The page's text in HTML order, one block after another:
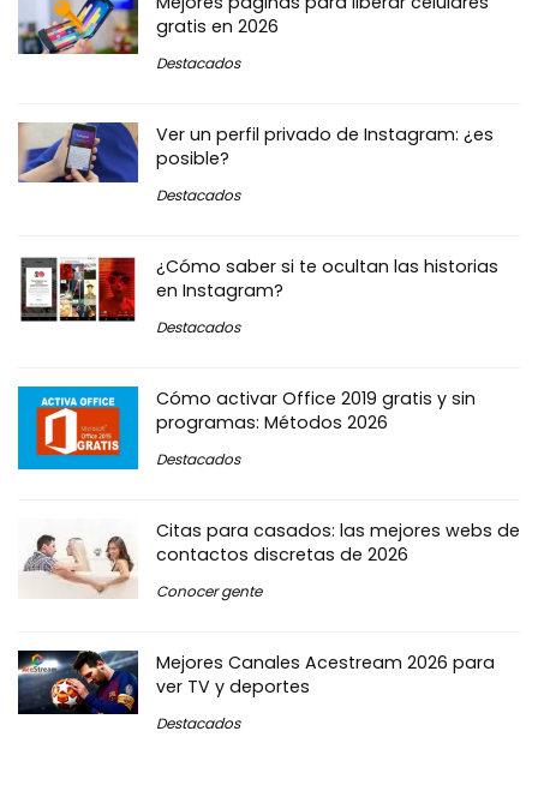
gratis en 2026
Destacados
Ver un perfil privado de Instagram: ¿es
posible?
Destacados
¿Cómo saber si te ocultan las historias
en Instagram?
Destacados
Cómo activar Office 2019 gratis y sin
programas: Métodos 2026
Destacados
Citas para casados: las mejores webs de
contactos discretas de 2026
Conocer gente
Mejores Canales Acestream 2026 para
ver TV y deportes
Destacados